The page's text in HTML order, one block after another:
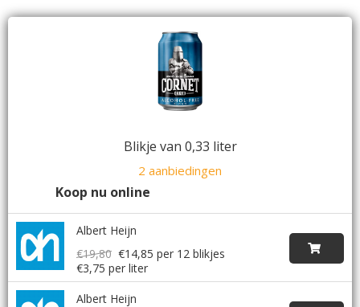
Blikje van 0,33 liter
2 aanbiedingen
Koop nu online
Albert Heijn
€19,80 €14,85 per 12 blikjes
€3,75 per liter
Albert Heijn